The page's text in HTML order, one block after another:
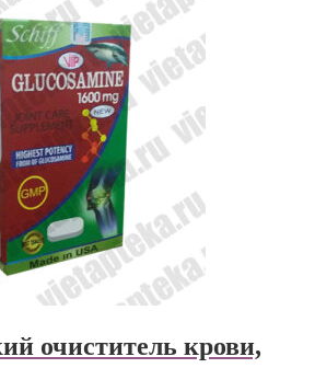
очиститель крови,